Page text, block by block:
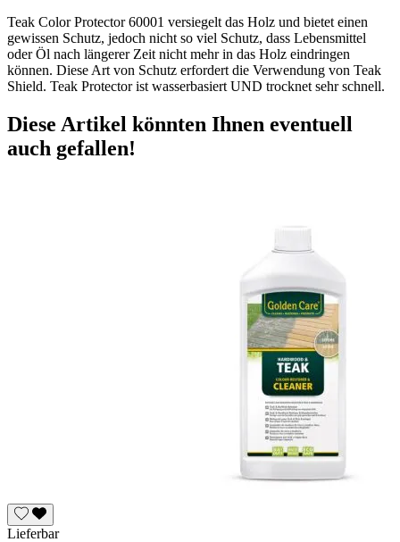
Teak Color Protector 60001 versiegelt das Holz und bietet einen
gewissen Schutz, jedoch nicht so viel Schutz, dass Lebensmittel
oder Öl nach längerer Zeit nicht mehr in das Holz eindringen
können. Diese Art von Schutz erfordert die Verwendung von Teak
Shield. Teak Protector ist wasserbasiert UND trocknet sehr schnell.
Diese Artikel könnten Ihnen eventuell
auch gefallen!
Lieferbar